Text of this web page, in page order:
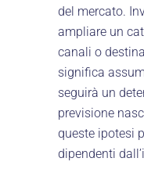
del mercato.
ampliare un
canali o
significa
seguirà un
previsione
queste ipotesi
dipendenti